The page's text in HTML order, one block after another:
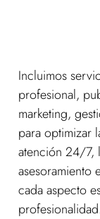
Incluimos
profesional,
marketing,
para optimizar
atención 24/7,
asesoramiento
cada aspecto